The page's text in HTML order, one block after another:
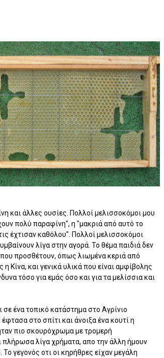
και άλλες ουσίες. Πολλοί μελισσοκόμοι μου
πολύ παραφίνη", η "μακριά από αυτό το
έχτισαν καθόλου". Πολλοί μελισσοκόμοι
λίγα στην αγορά. Το θέμα παιδιά δεν
προσθέτουν, όπως λιωμένα κεριά από
Κίνα, και γενικά υλικά που είναι αμφίβολης
τόσο για εμάς όσο και για τα μελίσσια και
ένα τοπικό κατάστημα στο Αγρίνιο
στο σπίτι και άνοιξα ένα κουτί η
πιο σκουρόχρωμα με τρομερή
πλήρωσα λίγα χρήματα, απο την άλλη ήμουν
γεγονός οτι οι κηρήθρες είχαν μεγάλη